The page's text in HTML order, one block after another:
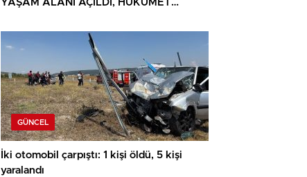
YAŞAM ALANI AÇILDI, HÜKÜMET
GÜNCEL
İki otomobil çarpıştı: 1 kişi öldü, 5 kişi
yaralandı